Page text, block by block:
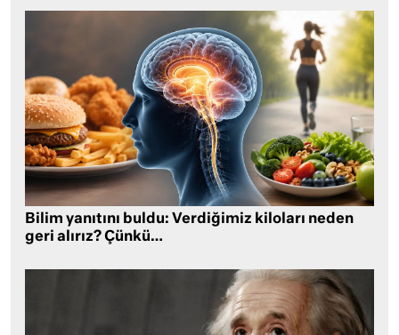
Bilim yanıtını buldu: Verdiğimiz kiloları neden
geri alırız? Çünkü…